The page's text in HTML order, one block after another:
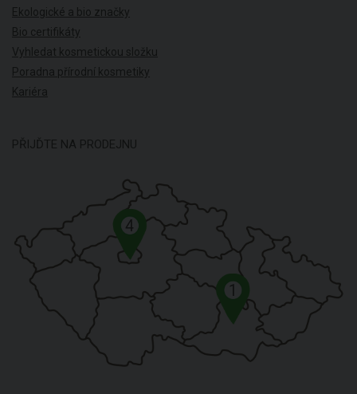
Ekologické a bio značky
Bio certifikáty
Vyhledat kosmetickou složku
Poradna přírodní kosmetiky
Kariéra
PŘIJĎTE NA PRODEJNU
1
4